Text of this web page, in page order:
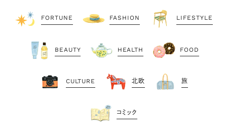
FORTUNE FASHION LIFESTYLE
BEAUTY HEALTH FOOD
CULTURE 北欧 旅
コミック